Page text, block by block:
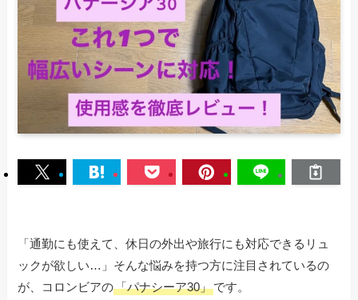
「通勤にも使えて、休日の外出や旅行にも対応できるリュ
ックが欲しい…」そんな悩みを持つ方に注目されているの
が、コロンビアの「パナシーア30」です。